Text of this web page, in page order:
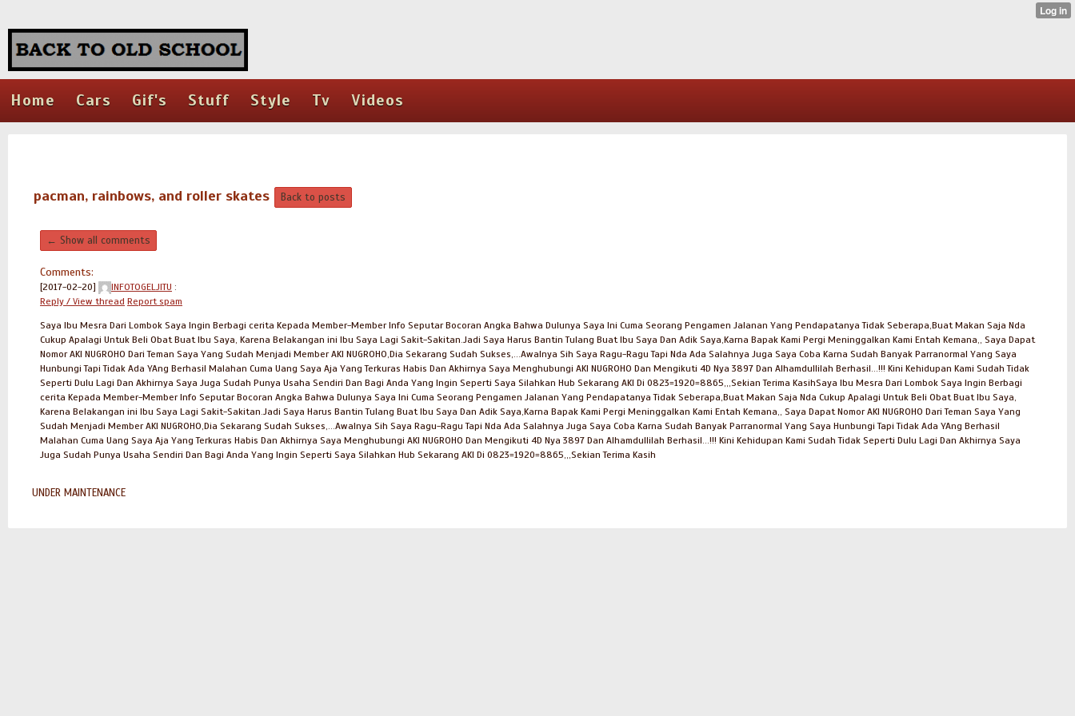
Home Cars Gif's Stuff Style Tv Videos
pacman, rainbows, and roller skates Back to posts
← Show all comments
Comments:
[2017-02-20] INFOTOGELJITU :
Reply / View thread Report spam
Saya Ibu Mesra Dari Lombok Saya Ingin Berbagi cerita Kepada Member-Member Info Seputar Bocoran Angka Bahwa Dulunya Saya Ini Cuma Seorang Pengamen Jalanan Yang Pendapatanya Tidak Seberapa,Buat Makan Saja Nda
Cukup Apalagi Untuk Beli Obat Buat Ibu Saya, Karena Belakangan ini Ibu Saya Lagi Sakit-Sakitan.Jadi Saya Harus Bantin Tulang Buat Ibu Saya Dan Adik Saya,Karna Bapak Kami Pergi Meninggalkan Kami Entah Kemana,, Saya Dapat
Nomor AKI NUGROHO Dari Teman Saya Yang Sudah Menjadi Member AKI NUGROHO,Dia Sekarang Sudah Sukses,...Awalnya Sih Saya Ragu-Ragu Tapi Nda Ada Salahnya Juga Saya Coba Karna Sudah Banyak Parranormal Yang Saya
Hunbungi Tapi Tidak Ada YAng Berhasil Malahan Cuma Uang Saya Aja Yang Terkuras Habis Dan Akhirnya Saya Menghubungi AKI NUGROHO Dan Mengikuti 4D Nya 3897 Dan Alhamdullilah Berhasil...!!! Kini Kehidupan Kami Sudah Tidak
Seperti Dulu Lagi Dan Akhirnya Saya Juga Sudah Punya Usaha Sendiri Dan Bagi Anda Yang Ingin Seperti Saya Silahkan Hub Sekarang AKI Di 0823=1920=8865,,,Sekian Terima KasihSaya Ibu Mesra Dari Lombok Saya Ingin Berbagi
cerita Kepada Member-Member Info Seputar Bocoran Angka Bahwa Dulunya Saya Ini Cuma Seorang Pengamen Jalanan Yang Pendapatanya Tidak Seberapa,Buat Makan Saja Nda Cukup Apalagi Untuk Beli Obat Buat Ibu Saya,
Karena Belakangan ini Ibu Saya Lagi Sakit-Sakitan.Jadi Saya Harus Bantin Tulang Buat Ibu Saya Dan Adik Saya,Karna Bapak Kami Pergi Meninggalkan Kami Entah Kemana,, Saya Dapat Nomor AKI NUGROHO Dari Teman Saya Yang
Sudah Menjadi Member AKI NUGROHO,Dia Sekarang Sudah Sukses,...Awalnya Sih Saya Ragu-Ragu Tapi Nda Ada Salahnya Juga Saya Coba Karna Sudah Banyak Parranormal Yang Saya Hunbungi Tapi Tidak Ada YAng Berhasil
Malahan Cuma Uang Saya Aja Yang Terkuras Habis Dan Akhirnya Saya Menghubungi AKI NUGROHO Dan Mengikuti 4D Nya 3897 Dan Alhamdullilah Berhasil...!!! Kini Kehidupan Kami Sudah Tidak Seperti Dulu Lagi Dan Akhirnya Saya
Juga Sudah Punya Usaha Sendiri Dan Bagi Anda Yang Ingin Seperti Saya Silahkan Hub Sekarang AKI Di 0823=1920=8865,,,Sekian Terima Kasih
UNDER MAINTENANCE